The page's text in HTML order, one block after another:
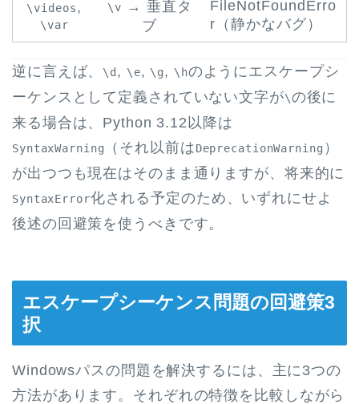
\videos,
\var
\v
→ 垂直タ
ブ
FileNotFoundErro
r（静かなバグ）
逆に言えば、 \d , \e, \g, \hのようにエスケープシ
ーケンスとして定義されていない文字が\の後に
来る場合は、Python 3.12以降は
SyntaxWarning （それ以前はDeprecationWarning ）
が出つつも現在はそのまま通りますが、将来的に
SyntaxError化される予定のため、いずれにせよ
後述の回避策を使うべきです。
エスケープシーケンス問題の回避策3
択
Windowsパスの問題を解決するには、主に3つの
方法があります。それぞれの特徴を比較しながら